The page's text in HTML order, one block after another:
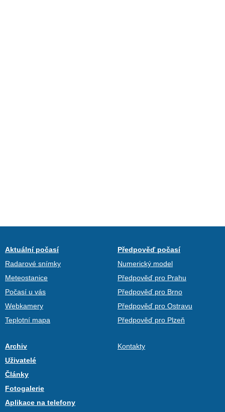
Aktuální počasí
Radarové snímky
Meteostanice
Počasí u vás
Webkamery
Teplotní mapa
Předpověď počasí
Numerický model
Předpověď pro Prahu
Předpověď pro Brno
Předpověď pro Ostravu
Předpověď pro Plzeň
Archiv
Uživatelé
Články
Fotogalerie
Aplikace na telefony
Kontakty